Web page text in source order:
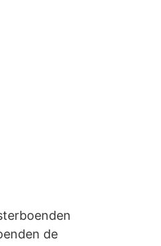
de